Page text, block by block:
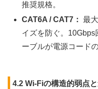
推奨規格。
CAT6A / CAT7： 最
イズを防ぐ。
ーブルが電源コード
4.2 Wi-Fiの構造的弱点